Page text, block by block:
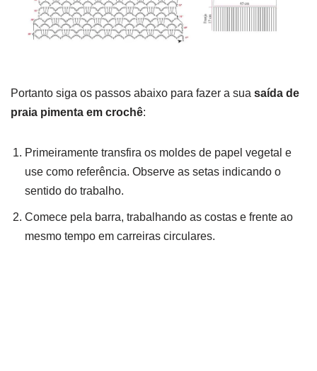
Portanto siga os passos abaixo para fazer a sua saída de
praia pimenta em crochê:
Primeiramente transfira os moldes de papel vegetal e
use como referência. Observe as setas indicando o
sentido do trabalho.
Comece pela barra, trabalhando as costas e frente ao
mesmo tempo em carreiras circulares.